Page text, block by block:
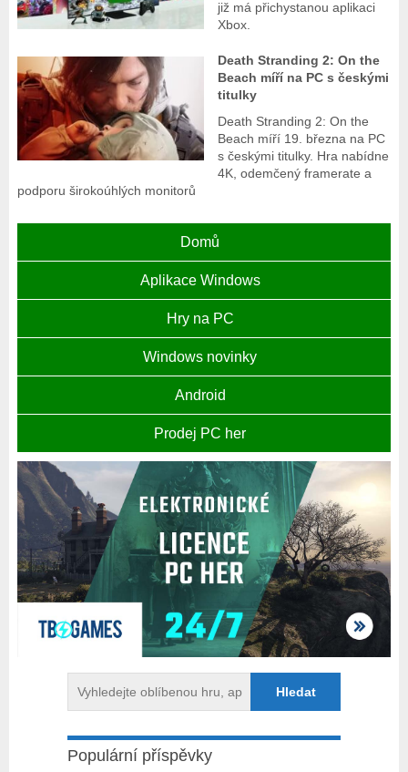
již má přichystanou aplikaci
Xbox.
Death Stranding 2: On the
Beach míří na PC s českými
titulky
Death Stranding 2: On the
Beach míří 19. března na PC
s českými titulky. Hra nabídne
4K, odemčený framerate a
podporu širokoúhlých monitorů
Domů
Aplikace Windows
Hry na PC
Windows novinky
Android
Prodej PC her
Populární příspěvky